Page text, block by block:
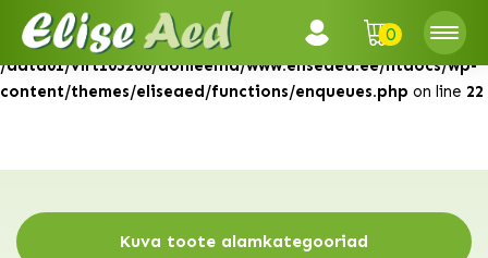
Warning: Attempt to read property "ID" on null in
/data01/virt103206/domeenid/www.eliseaed.ee/htdocs/wp-
content/themes/eliseaed/functions/enqueues.php on line 22
0
Kuva toote alamkategooriad